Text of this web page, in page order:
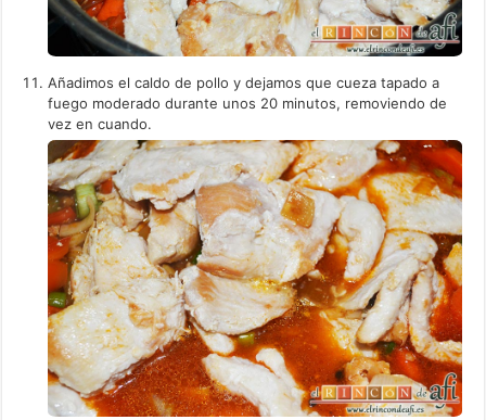
Añadimos el caldo de pollo y dejamos que cueza tapado a
fuego moderado durante unos 20 minutos, removiendo de
vez en cuando.